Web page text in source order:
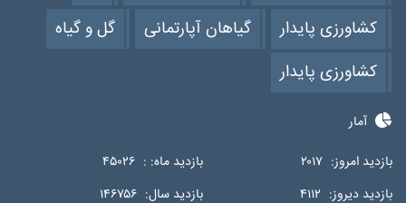
کشاورزی پایدار
گیاهان آپارتمانی
گل و گیاه
کشاورزی پایدار
آمار
بازدید امروز: ۲۰۱۷ بازدید ماه: : ۴۵۰۲۶
بازدید دیروز: ۴۱۱۲ بازدید سال: ۱۴۶۷۵۶